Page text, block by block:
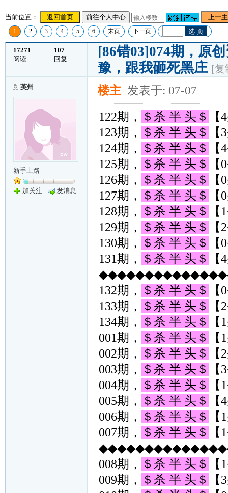
当前位置： 返回首页 前往个人中心 上一
1 2 3 4 5 6 末页 下一页 选 页
17271
阅读
107
回复
[86错03]074期，原
豫，跟我砸死黑庄 [复
英州
新手上路
加关注 发消息
楼主 发表于: 07-07
122期， ＄杀 半 头＄
123期，
＄杀 半 头＄
124期，
＄杀 半 头＄
125期，
＄杀 半 头＄
126期，
＄杀 半 头＄
127期，
＄杀 半 头＄
128期，
＄杀 半 头＄
129期，
＄杀 半 头＄
130期，
＄杀 半 头＄
131期，
＄杀 半 头＄
132期，
＄杀 半 头＄
133期，
＄杀 半 头＄
134期，
＄杀 半 头＄
001期，
＄杀 半 头＄
002期，
＄杀 半 头＄
003期，
＄杀 半 头＄
004期，
＄杀 半 头＄
005期，
＄杀 半 头＄
006期，
＄杀 半 头＄
007期，
＄杀 半 头＄
008期，
＄杀 半 头＄
009期，
＄杀 半 头＄